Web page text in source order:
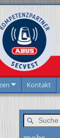
Kontakt